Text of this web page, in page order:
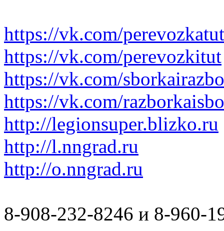
https://vk.com/perevozkatut
https://vk.com/perevozkitut
https://vk.com/
https://vk.com/
http://legionsuper.blizko.ru
http://l.nngrad.ru
http://o.nngrad.ru
8-908-232-8246 и 8-960-